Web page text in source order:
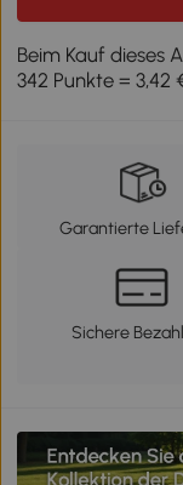
Beim Kauf dieses
342 Punkte = 3,42
Garantierte
Sichere